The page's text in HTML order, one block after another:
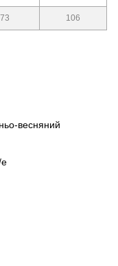
73 106
весняний